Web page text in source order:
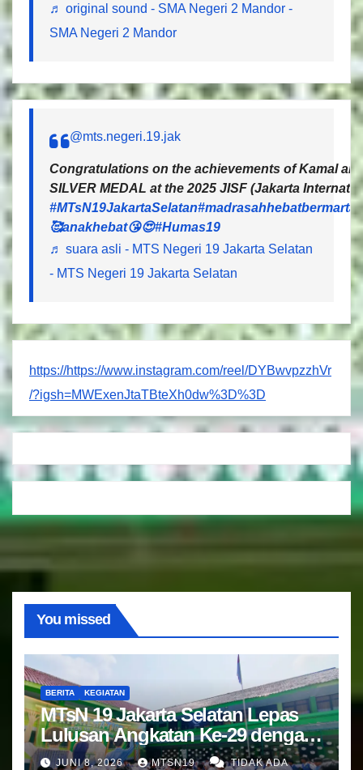
♬ original sound - SMA Negeri 2 Mandor -
SMA Negeri 2 Mandor
@mts.negeri.19.jak
Congratulations on the achievements of Kamal
SILVER MEDAL at the 2025 JISF (Jakarta
#MTsN19JakartaSelatan
🥰anakhebat😘😍#Humas19
♬ suara asli - MTS Negeri 19 Jakarta Selatan
- MTS Negeri 19 Jakarta Selatan
https://https://www.instagram.com/reel/DYBwvpzzhVr
/?igsh=MWExenJtaTBteXh0dw%3D%3D
You missed
BERITA KEGIATAN
MTsN 19 Jakarta Selatan Lepas
Lulusan Angkatan Ke-29 dengan
Doa dan Harapan Terbaik
JUNI 8, 2026 MTSN19 TIDAK ADA